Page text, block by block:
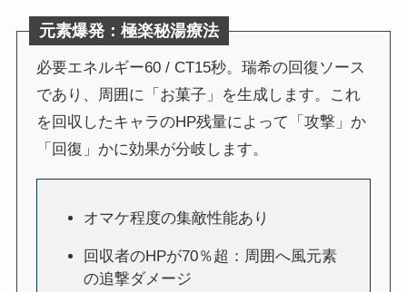
元素爆発：極楽秘湯療法
必要エネルギー60 / CT15秒。瑞希の回復ソース
であり、周囲に「お菓子」を生成します。これ
を回収したキャラのHP残量によって「攻撃」か
「回復」かに効果が分岐します。
オマケ程度の集敵性能あり
回収者のHPが70％超：周囲へ風元素
の追撃ダメージ